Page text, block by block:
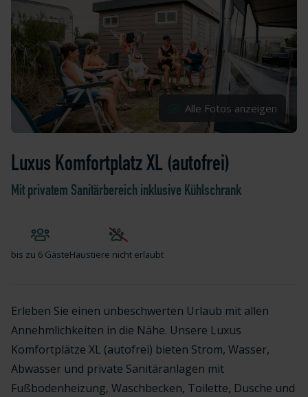
Alle Fotos anzeigen
Luxus Komfortplatz XL (autofrei)
Mit privatem Sanitärbereich inklusive Kühlschrank
bis zu 6 GästeHaustiere nicht erlaubt
Erleben Sie einen unbeschwerten Urlaub mit allen
Annehmlichkeiten in die Nähe. Unsere Luxus
Komfortplätze XL (autofrei) bieten Strom, Wasser,
Abwasser und private Sanitäranlagen mit
Fußbodenheizung, Waschbecken, Toilette, Dusche und